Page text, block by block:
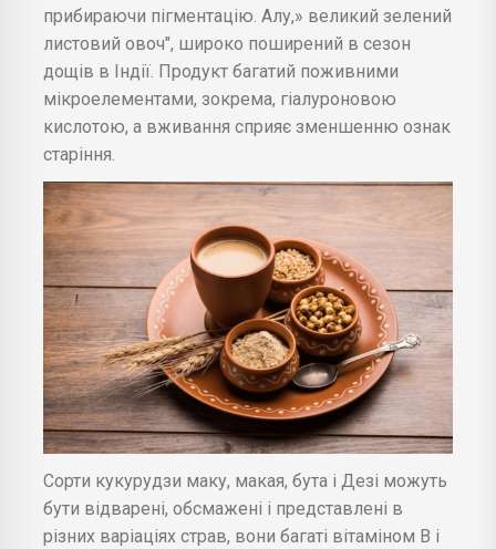
прибираючи пігментацію. Алу,» великий зелений
листовий овоч", широко поширений в сезон
дощів в Індії. Продукт багатий поживними
мікроелементами, зокрема, гіалуроновою
кислотою, а вживання сприяє зменшенню ознак
старіння.
Сорти кукурудзи маку, макая, бута і Дезі можуть
бути відварені, обсмажені і представлені в
різних варіаціях страв, вони багаті вітаміном B і